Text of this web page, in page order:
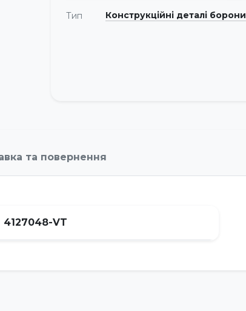
Тип Конструкційні деталі борони
та повернення
4127048-VT